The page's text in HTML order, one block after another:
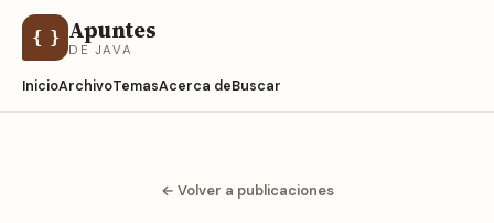
{ } Apuntes
DE JAVA
InicioArchivoTemasAcerca deBuscar
← Volver a publicaciones